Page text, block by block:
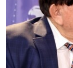
Русский
ЖАЗЫЛЫҢЫЗ